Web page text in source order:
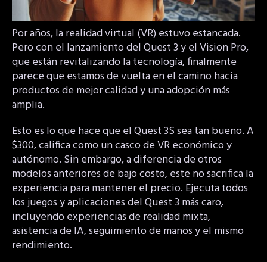
Por años, la realidad virtual (VR) estuvo estancada.
Pero con el lanzamiento del Quest 3 y el Vision Pro,
que están revitalizando la tecnología, finalmente
parece que estamos de vuelta en el camino hacia
productos de mejor calidad y una adopción más
amplia.
Esto es lo que hace que el Quest 3S sea tan bueno. A
$300, califica como un casco de VR económico y
autónomo. Sin embargo, a diferencia de otros
modelos anteriores de bajo costo, este no sacrifica la
experiencia para mantener el precio. Ejecuta todos
los juegos y aplicaciones del Quest 3 más caro,
incluyendo experiencias de realidad mixta,
asistencia de IA, seguimiento de manos y el mismo
rendimiento.